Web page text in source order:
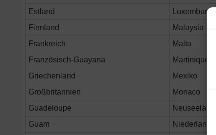
Estland
Luxemburg
Finnland
Malaysia
Frankreich
Malta
Französisch-Guayana
Martinique
Griechenland
Mexiko
Großbritannien
Monaco
Guadeloupe
Neuseeland
Guam
Niederlande